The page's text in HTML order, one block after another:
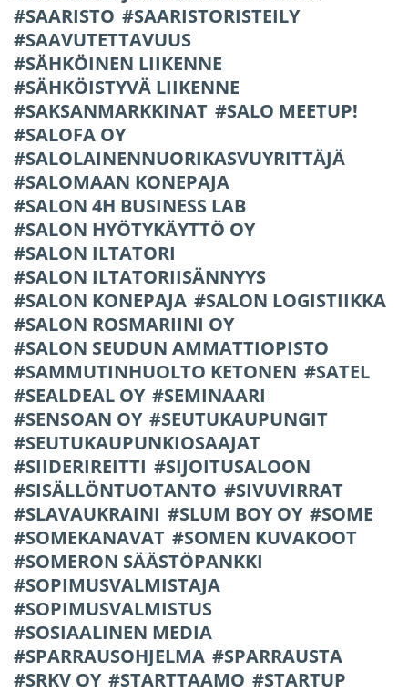
SAARISTO
SAARISTORISTEILY
SAAVUTETTAVUUS
SÄHKÖINEN LIIKENNE
SÄHKÖISTYVÄ LIIKENNE
SAKSANMARKKINAT
SALO MEETUP!
SALOFA OY
SALOLAINENNUORIKASVUYRITTÄJÄ
SALOMAAN KONEPAJA
SALON 4H BUSINESS LAB
SALON HYÖTYKÄYTTÖ OY
SALON ILTATORI
SALON ILTATORIISÄNNYYS
SALON KONEPAJA
SALON LOGISTIIKKA
SALON ROSMARIINI OY
SALON SEUDUN AMMATTIOPISTO
SAMMUTINHUOLTO KETONEN
SATEL
SEALDEAL OY
SEMINAARI
SENSOAN OY
SEUTUKAUPUNGIT
SEUTUKAUPUNKIOSAAJAT
SIIDERIREITTI
SIJOITUSALOON
SISÄLLÖNTUOTANTO
SIVUVIRRAT
SLAVAUKRAINI
SLUM BOY OY
SOME
SOMEKANAVAT
SOMEN KUVAKOOT
SOMERON SÄÄSTÖPANKKI
SOPIMUSVALMISTAJA
SOPIMUSVALMISTUS
SOSIAALINEN MEDIA
SPARRAUSOHJELMA
SPARRAUSTA
SRKV OY
STARTTAAMO
STARTUP